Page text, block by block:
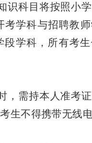
识科目将按照小
考学科与招聘教
段学科，所有考
，需持本人准考
生不得携带无线